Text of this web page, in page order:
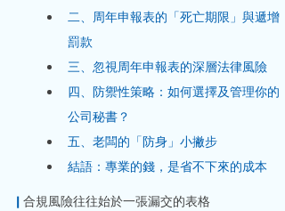
二、周年申報表的「死亡期限」與遞增
罰款
三、忽視周年申報表的深層法律風險
四、防禦性策略：如何選擇及管理你的
公司秘書？
五、老闆的「防身」小撇步
結語：專業的錢，是省不下來的成本
| 合規風險往往始於一張漏交的表格